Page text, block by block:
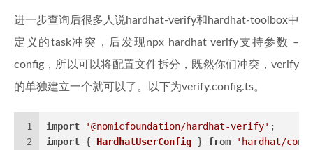
进一步查询后很多人说hardhat-verify和hardhat-toolbox中
定义的task冲突，后发现npx hardhat verify支持参数 –
config，所以可以将配置文件拆分，既然你们冲突，verify
的单独建立一个就可以了。以下为verify.config.ts。
1
2
import '@nomicfoundation/hardhat-verify' ;
import { HardhatUserConfig } from
'hardhat/